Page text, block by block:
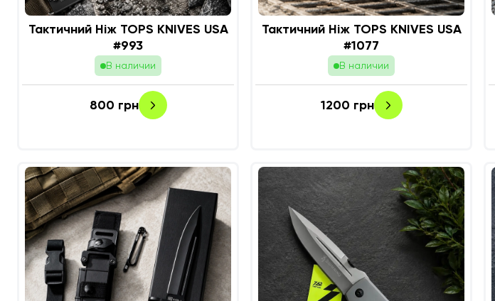
Тактичний Ніж TOPS KNIVES USA
#993
В наличии
800 грн
Тактичний Ніж TOPS KNIVES USA
#1077
В наличии
1200 грн